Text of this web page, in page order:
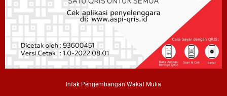
Infak Pengembangan Wakaf Mulia